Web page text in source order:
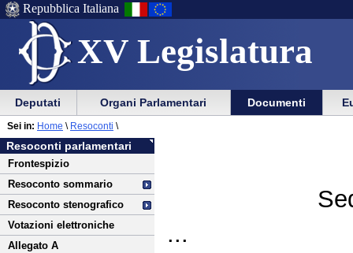
XV Legislatura
Menu
di
ausilio
alla
navigazione
Vai
Menu
di
navigazione
principale
Repubblica Italiana
Menu
di
navigazione
principale
Vai
menu
di
sezione
Deputati Organi Parlamentari Documenti
Vai
al
contenuto
Resoconti parlamentari
Frontespizio
Resoconto sommario
Resoconto stenografico
Votazioni elettroniche
Allegato A
Sei in: Home \ Resoconti \
...